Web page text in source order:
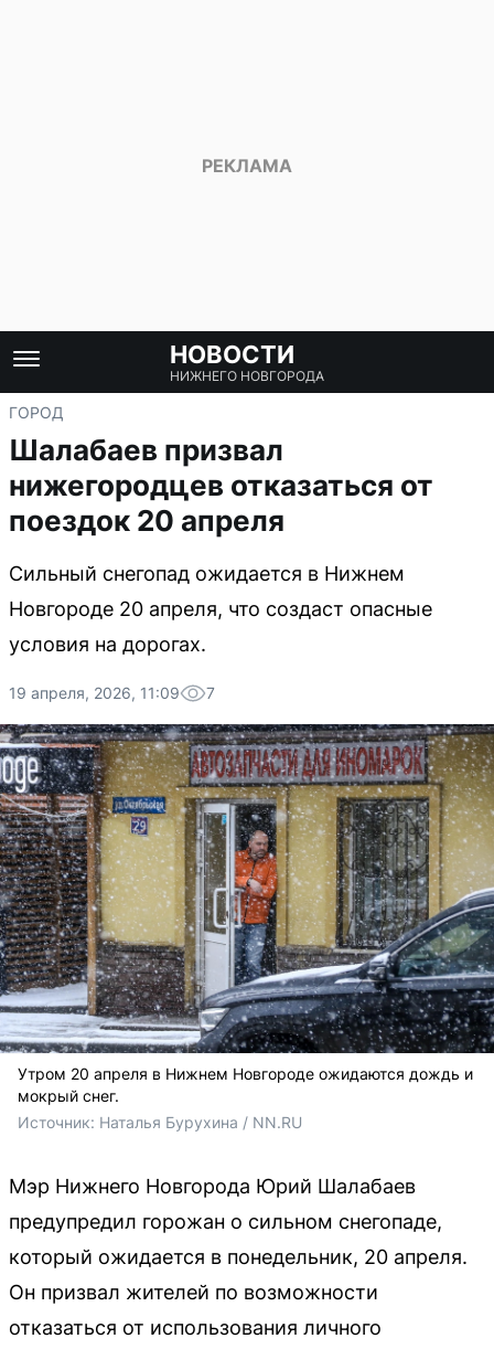
НОВОСТИ
НИЖНЕГО НОВГОРОДА
ГОРОД
Шалабаев призвал
нижегородцев отказаться от
поездок 20 апреля
Сильный снегопад ожидается в Нижнем
Новгороде 20 апреля, что создаст опасные
условия на дорогах.
19 апреля, 2026, 11:09 7
Утром 20 апреля в Нижнем Новгороде ожидаются дождь и
мокрый снег.
Источник: Наталья Бурухина / NN.RU
Мэр Нижнего Новгорода Юрий Шалабаев
предупредил горожан о сильном снегопаде,
который ожидается в понедельник, 20 апреля.
Он призвал жителей по возможности
отказаться от использования личного